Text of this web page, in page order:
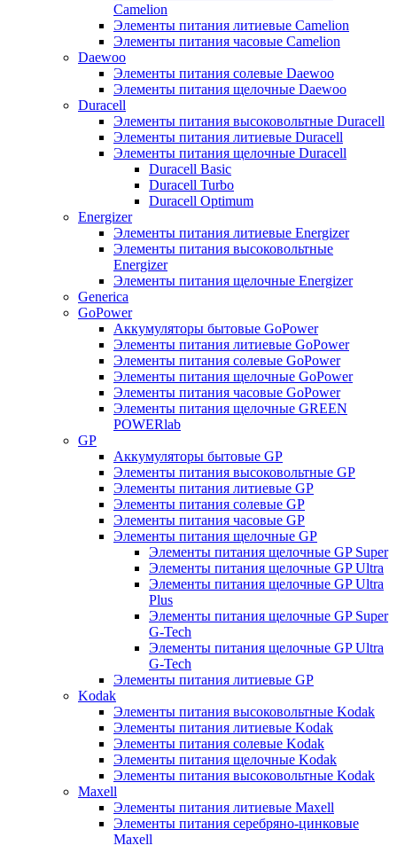
Camelion
Элементы питания литиевые Camelion
Элементы питания часовые Camelion
Daewoo
Элементы питания солевые Daewoo
Элементы питания щелочные Daewoo
Duracell
Элементы питания высоковольтные Duracell
Элементы питания литиевые Duracell
Элементы питания щелочные Duracell
Duracell Basic
Duracell Turbo
Duracell Optimum
Energizer
Элементы питания литиевые Energizer
Элементы питания высоковольтные
Energizer
Элементы питания щелочные Energizer
Generica
GoPower
Аккумуляторы бытовые GoPower
Элементы питания литиевые GoPower
Элементы питания солевые GoPower
Элементы питания щелочные GoPower
Элементы питания часовые GoPower
Элементы питания щелочные GREEN
POWERlab
GP
Аккумуляторы бытовые GP
Элементы питания высоковольтные GP
Элементы питания литиевые GP
Элементы питания солевые GP
Элементы питания часовые GP
Элементы питания щелочные GP
Элементы питания щелочные GP Super
Элементы питания щелочные GP Ultra
Элементы питания щелочные GP Ultra
Plus
Элементы питания щелочные GP Super
G-Tech
Элементы питания щелочные GP Ultra
G-Tech
Элементы питания литиевые GP
Kodak
Элементы питания высоковольтные Kodak
Элементы питания литиевые Kodak
Элементы питания солевые Kodak
Элементы питания щелочные Kodak
Элементы питания высоковольтные Kodak
Maxell
Элементы питания литиевые Maxell
Элементы питания серебряно-цинковые
Maxell